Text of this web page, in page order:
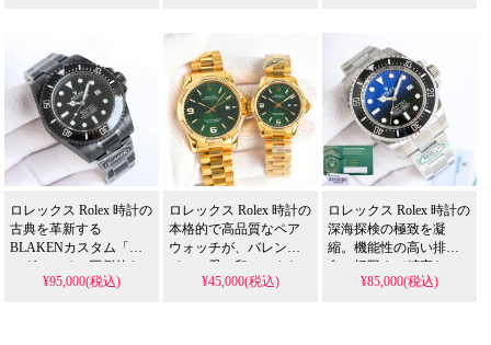
は、高耐久PVDコーテ
ィングと安定したムー
ブメントにより、「良
品」から「古典」へと
昇華させる、まさに冒
険を愛する収集家のた
めの傑作です。
は、高耐久PVDコーテ
ィングと安定したムー
ブメントにより、「良
品」から「古典」へと
昇華させる、まさに冒
険を愛する収集家のた
めの傑作です。
緑/青魔」カラーリング
は、高耐久PVDコーテ
ィングと安定したムー
ブメントにより、「良
品」から「古典」へと
昇華させる、まさに冒
険を愛する収集家のた
めの傑作です。
ロレックス Rolex 時計の
古典を革新する
BLAKENカスタム「キ
ング」。その圧倒的な
全黒スタイルと、N級品
¥95,000(税込)
ロレックス Rolex 時計の
本格的で高品質なペア
ウォッチが、バレンタ
インの愛の印にふさわ
しい最高の贈り物で
¥45,000(税込)
ロレックス Rolex 時計の
深海探検の極致を凝
縮。機能性の高い排気
弁、極限まで精密な
CNC構造、対版の一体
¥85,000(税込)